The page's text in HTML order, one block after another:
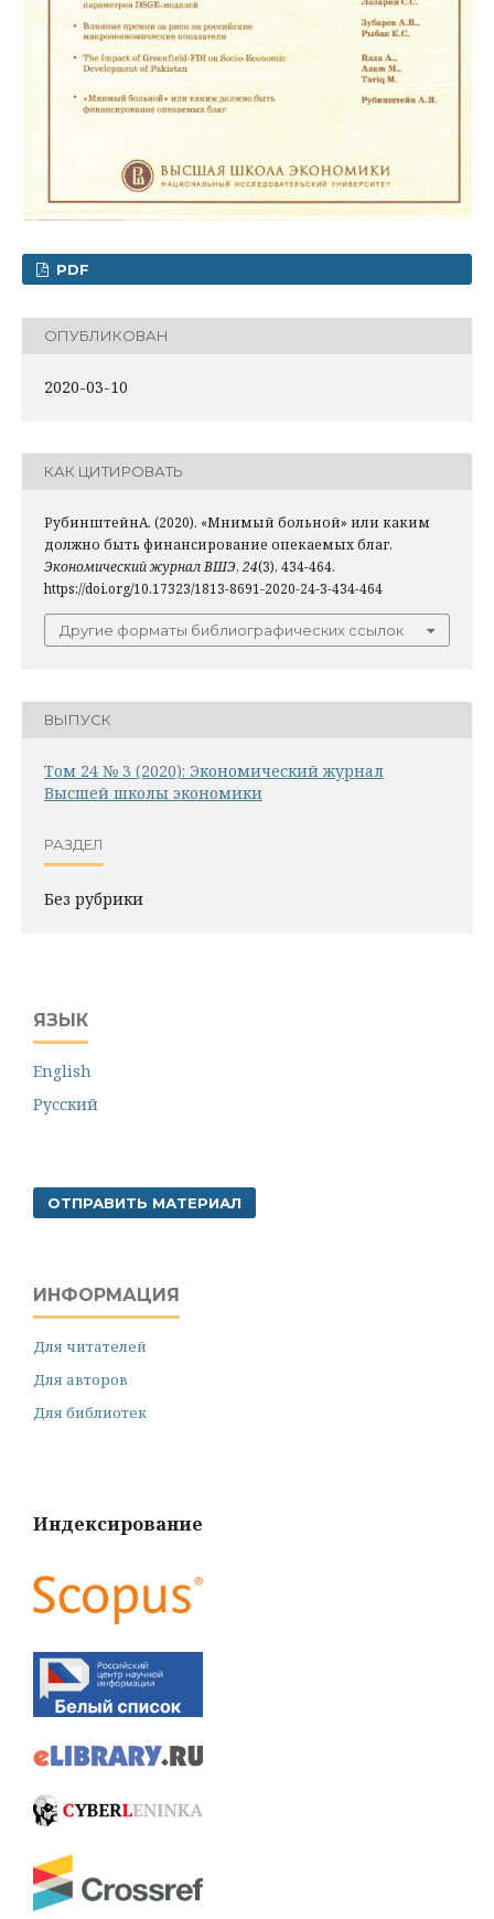
PDF
ОПУБЛИКОВАН
2020-03-10
КАК ЦИТИРОВАТЬ
РубинштейнА. (2020). «Мнимый больной» или каким
должно быть финансирование опекаемых благ.
Экономический журнал ВШЭ, 24(3), 434-464.
https://doi.org/10.17323/1813-8691-2020-24-3-434-464
Другие форматы библиографических ссылок
ВЫПУСК
Том 24 № 3 (2020): Экономический журнал
Высшей школы экономики
РАЗДЕЛ
Без рубрики
ЯЗЫК
English
Русский
ОТПРАВИТЬ МАТЕРИАЛ
ИНФОРМАЦИЯ
Для читателей
Для авторов
Для библиотек
Индексирование